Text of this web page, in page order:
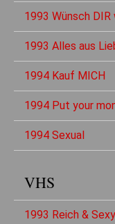
1993 Wünsch DIR
1993 Alles aus
1994 Kauf MICH
1994 Put your
1994 Sexual
VHS
1993 Reich & Sexy